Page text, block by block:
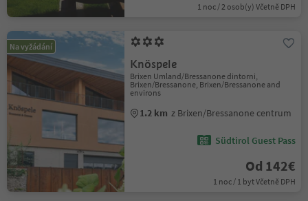
1 noc / 2 osob(y) Včetně DPH
Na vyžádání
Knöspele
Brixen Umland/Bressanone dintorni,
Brixen/Bressanone, Brixen/Bressanone and
environs
1.2 km z Brixen/Bressanone centrum
Südtirol Guest Pass
Od 142€
1 noc / 1 byt Včetně DPH